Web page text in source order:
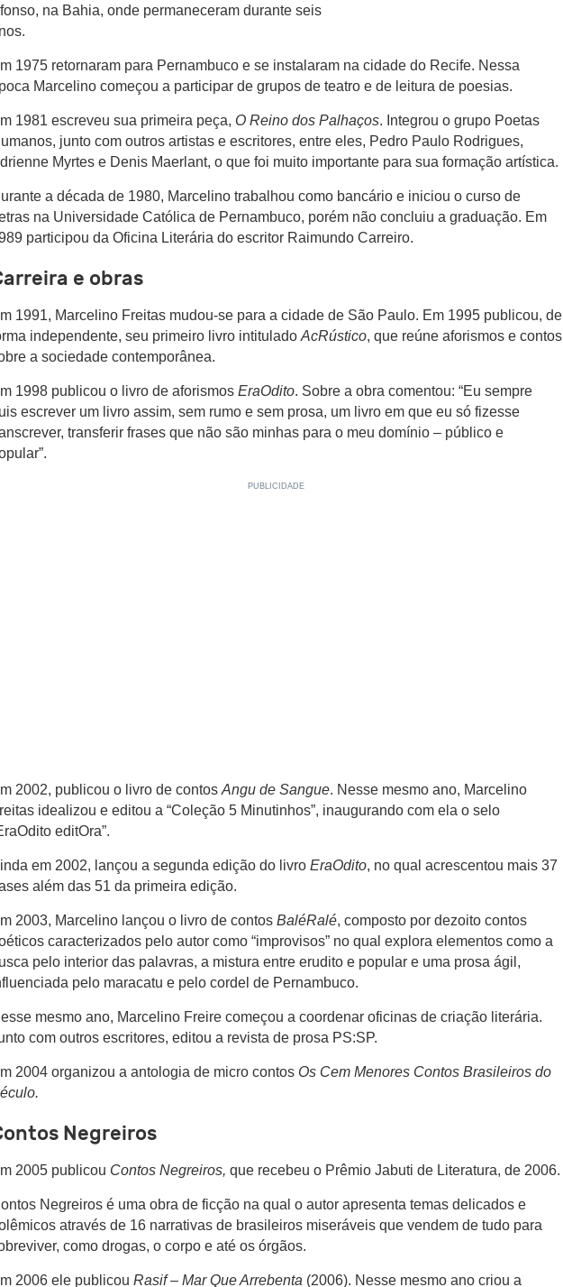
na Bahia, onde permaneceram durante seis
1975 retornaram para Pernambuco e se instalaram na cidade do Recife. Nessa
Marcelino começou a participar de grupos de teatro e de leitura de poesias.
1981 escreveu sua primeira peça, O Reino dos Palhaços. Integrou o grupo Poetas
junto com outros artistas e escritores, entre eles, Pedro Paulo Rodrigues,
Myrtes e Denis Maerlant, o que foi muito importante para sua formação artística.
a década de 1980, Marcelino trabalhou como bancário e iniciou o curso de
na Universidade Católica de Pernambuco, porém não concluiu a graduação. Em
participou da Oficina Literária do escritor Raimundo Carreiro.
e obras
1991, Marcelino Freitas mudou-se para a cidade de São Paulo. Em 1995 publicou, de
independente, seu primeiro livro intitulado AcRústico, que reúne aforismos e contos
a sociedade contemporânea.
1998 publicou o livro de aforismos EraOdito. Sobre a obra comentou: “Eu sempre
escrever um livro assim, sem rumo e sem prosa, um livro em que eu só fizesse
transferir frases que não são minhas para o meu domínio – público e
2002, publicou o livro de contos Angu de Sangue. Nesse mesmo ano, Marcelino
idealizou e editou a “Coleção 5 Minutinhos”, inaugurando com ela o selo
editOra”.
em 2002, lançou a segunda edição do livro EraOdito, no qual acrescentou mais 37
além das 51 da primeira edição.
2003, Marcelino lançou o livro de contos BaléRalé, composto por dezoito contos
caracterizados pelo autor como “improvisos” no qual explora elementos como a
pelo interior das palavras, a mistura entre erudito e popular e uma prosa ágil,
pelo maracatu e pelo cordel de Pernambuco.
mesmo ano, Marcelino Freire começou a coordenar oficinas de criação literária.
com outros escritores, editou a revista de prosa PS:SP.
2004 organizou a antologia de micro contos Os Cem Menores Contos Brasileiros do
Negreiros
2005 publicou Contos Negreiros, que recebeu o Prêmio Jabuti de Literatura, de 2006.
Negreiros é uma obra de ficção na qual o autor apresenta temas delicados e
através de 16 narrativas de brasileiros miseráveis que vendem de tudo para
como drogas, o corpo e até os órgãos.
2006 ele publicou Rasif – Mar Que Arrebenta (2006). Nesse mesmo ano criou a